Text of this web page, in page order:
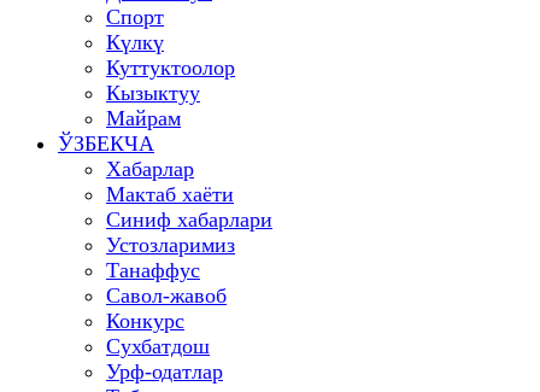
Спорт
Күлкү
Куттуктоолор
Кызыктуу
Майрам
ЎЗБЕКЧА
Хабарлар
Мактаб хаёти
Синиф хабарлари
Устозларимиз
Танаффус
Савол-жавоб
Конкурс
Сухбатдош
Урф-одатлар